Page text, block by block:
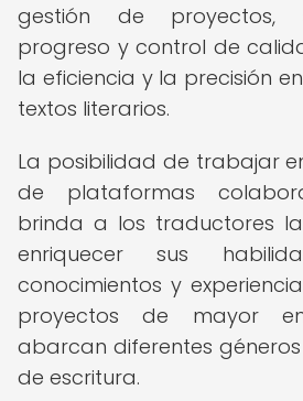
gestión de proyectos,
progreso y control de
la eficiencia y la precisión
textos literarios.
La posibilidad de trabajar
de plataformas
brinda a los traductores
enriquecer sus
conocimientos y
proyectos de mayor
abarcan diferentes
de escritura.